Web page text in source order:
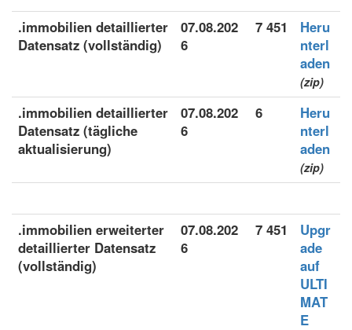
.immobilien detaillierter
Datensatz (vollständig)
07.08.202
6
7 451
Heru
nterl
aden
(zip)
.immobilien detaillierter
Datensatz (tägliche
aktualisierung)
07.08.202
6
6
Heru
nterl
aden
(zip)
.immobilien erweiterter
detaillierter Datensatz
(vollständig)
07.08.202
6
7 451
Upgr
ade
auf
ULTI
MAT
E